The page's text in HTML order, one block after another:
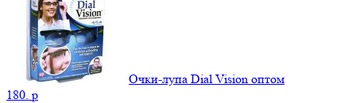
Очки-лупа Dial Vision оптом
180. p